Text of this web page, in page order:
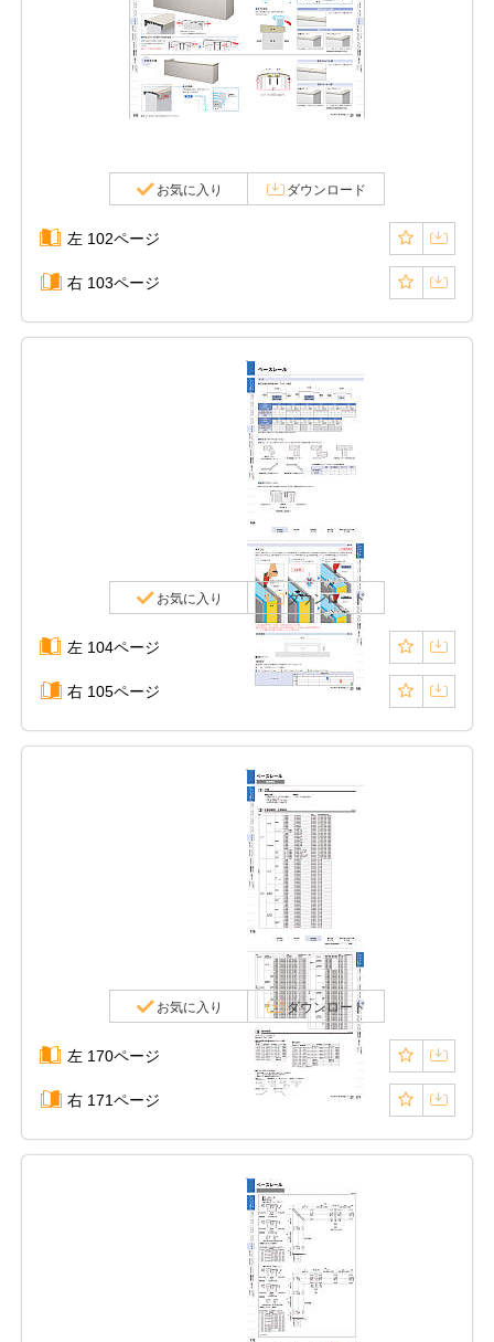
お気に入り ダウンロード
左 102ページ
右 103ページ
お気に入り ダウンロード
左 104ページ
右 105ページ
お気に入り ダウンロード
左 170ページ
右 171ページ